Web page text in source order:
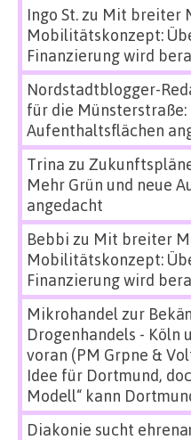
Ingo St.zu Mit breiter
Mobilitätskonzept:
Finanzierung wird
Nordstadtblogger-
für die Münsterstraße:
Aufenthaltsflächen
Trina zu
Mehr Grün und neue
angedacht
Bebbi zu Mit breiter
Mobilitätskonzept:
Finanzierung wird
Mikrohandel zur
Drogenhandels - Köln
voran (PM Grpne &
Idee für Dortmund,
Modell“ kann
Diakonie sucht